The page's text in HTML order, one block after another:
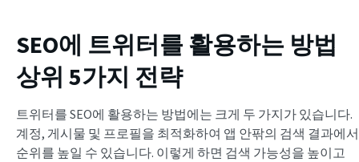
SEO에 트위터를 활용하는 방법
상위 5가지 전략
트위터를 SEO에 활용하는 방법에는 크게 두 가지가 있습니다.
계정, 게시물 및 프로필을 최적화하여 앱 안팎의 검색 결과에서
순위를 높일 수 있습니다. 이렇게 하면 검색 가능성을 높이고